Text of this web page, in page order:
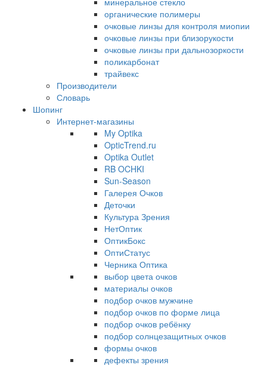
органические полимеры
очковые линзы для контроля миопии
очковые линзы при близорукости
очковые линзы при дальнозоркости
поликарбонат
трайвекс
Производители
Словарь
Шопинг
Интернет-магазины
My Optika
OpticTrend.ru
Optika Outlet
RB OCHKI
Sun-Season
Галерея Очков
Деточки
Культура Зрения
НетОптик
ОптикБокс
ОптиСтатус
Черника Оптика
выбор цвета очков
материалы очков
подбор очков мужчине
подбор очков по форме лица
подбор очков ребёнку
подбор солнцезащитных очков
формы очков
дефекты зрения